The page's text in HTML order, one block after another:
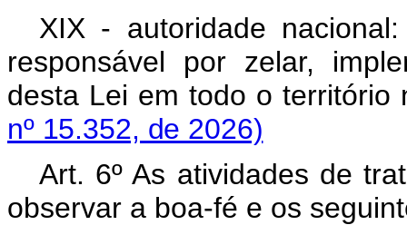
XIX - autoridade
responsável por zelar,
desta Lei em todo o
nº 15.352, de 2026)
Art. 6º As atividades de
observar a boa-fé e os